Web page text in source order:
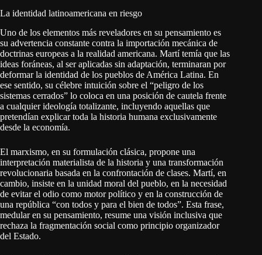
La identidad latinoamericana en riesgo
Uno de los elementos más reveladores en su pensamiento es
su advertencia constante contra la importación mecánica de
doctrinas europeas a la realidad americana. Martí temía que las
ideas foráneas, al ser aplicadas sin adaptación, terminaran por
deformar la identidad de los pueblos de América Latina. En
ese sentido, su célebre intuición sobre el “peligro de los
sistemas cerrados” lo coloca en una posición de cautela frente
a cualquier ideología totalizante, incluyendo aquellas que
pretendían explicar toda la historia humana exclusivamente
desde la economía.
El marxismo, en su formulación clásica, propone una
interpretación materialista de la historia y una transformación
revolucionaria basada en la confrontación de clases. Martí, en
cambio, insiste en la unidad moral del pueblo, en la necesidad
de evitar el odio como motor político y en la construcción de
una república “con todos y para el bien de todos”. Esta frase,
medular en su pensamiento, resume una visión inclusiva que
rechaza la fragmentación social como principio organizador
del Estado.